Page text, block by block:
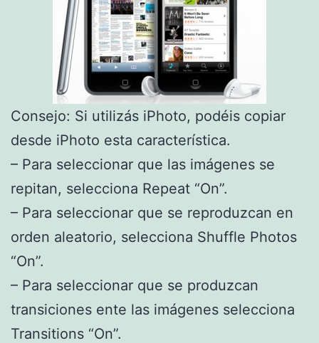
Consejo: Si utilizás iPhoto, podéis copiar
desde iPhoto esta característica.
– Para seleccionar que las imágenes se
repitan, selecciona Repeat “On”.
– Para seleccionar que se reproduzcan en
orden aleatorio, selecciona Shuffle Photos
“On”.
– Para seleccionar que se produzcan
transiciones ente las imágenes selecciona
Transitions “On”.